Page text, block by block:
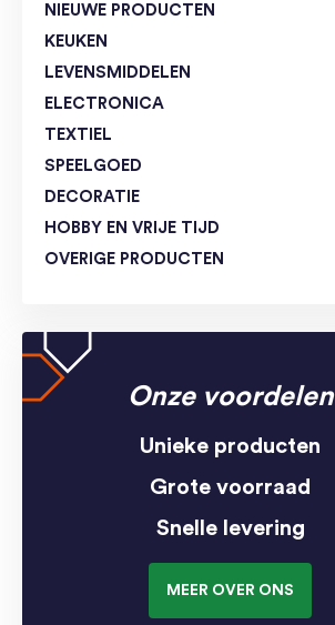
NIEUWE PRODUCTEN
KEUKEN
LEVENSMIDDELEN
ELECTRONICA
TEXTIEL
SPEELGOED
DECORATIE
HOBBY EN VRIJE TIJD
OVERIGE PRODUCTEN
Onze voordelen
Unieke producten
Grote voorraad
Snelle levering
MEER OVER ONS